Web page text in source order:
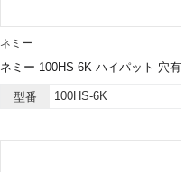
ネミー
ネミー 100HS-6K ハイパット 穴有
型番 100HS-6K